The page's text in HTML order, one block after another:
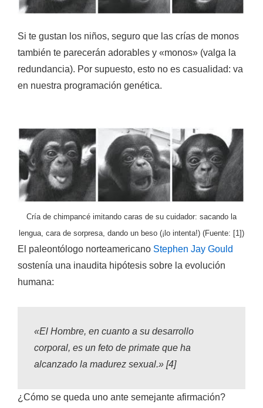
Si te gustan los niños, seguro que las crías de monos
también te parecerán adorables y «monos» (valga la
redundancia). Por supuesto, esto no es casualidad: va
en nuestra programación genética.
Cría de chimpancé imitando caras de su cuidador: sacando la
lengua, cara de sorpresa, dando un beso (¡lo intenta!) (Fuente: [1])
El paleontólogo norteamericano Stephen Jay Gould
sostenía una inaudita hipótesis sobre la evolución
humana:
«El Hombre, en cuanto a su desarrollo
corporal, es un feto de primate que ha
alcanzado la madurez sexual.» [4]
¿Cómo se queda uno ante semejante afirmación?